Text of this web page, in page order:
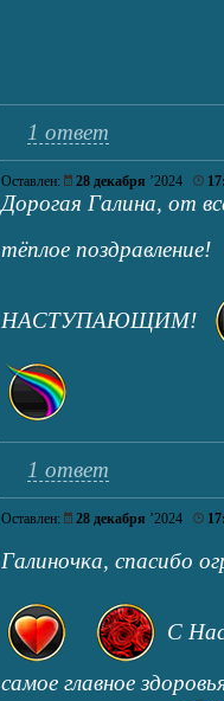
1 ответ
Оставлен: 28 декабря ’2024
Дорогая Галина, от
тёплое поздравление!
НАСТУПАЮЩИМ!
1 ответ
Оставлен: 28 декабря ’2024
Галиночка, спасибо
С
самое главное